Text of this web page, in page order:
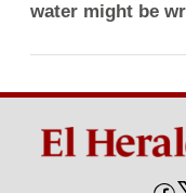
water might be